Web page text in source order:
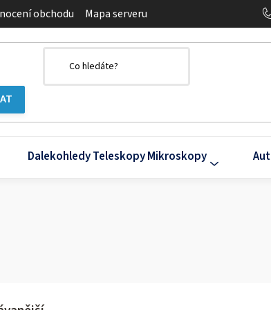
obchodu Mapa serveru
Dalekohledy Teleskopy Mikroskopy